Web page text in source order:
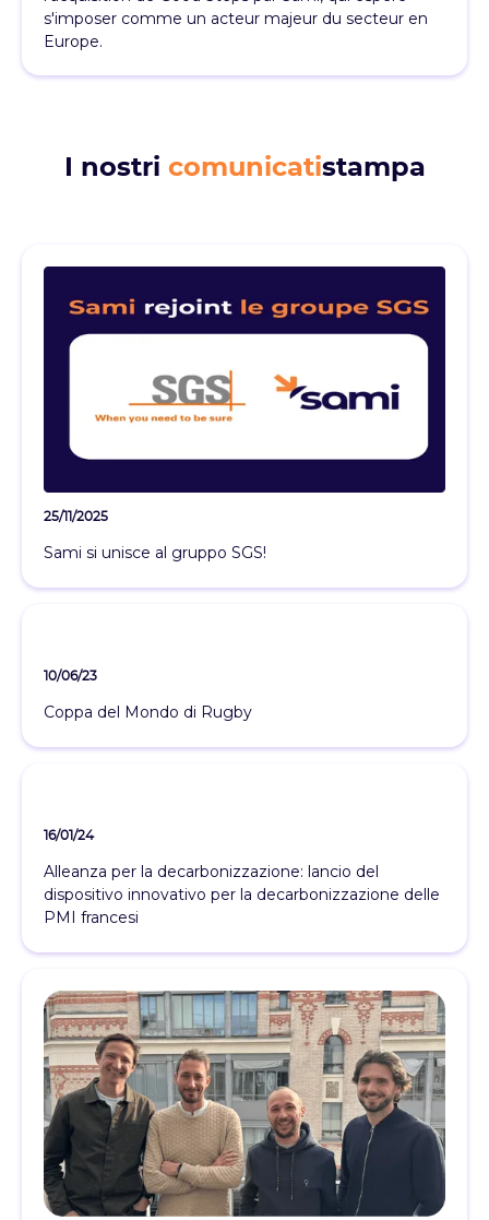
s'imposer comme un acteur majeur du secteur en
Europe.
I nostri comunicatistampa
25/11/2025
Sami si unisce al gruppo SGS!
10/06/23
Coppa del Mondo di Rugby
16/01/24
Alleanza per la decarbonizzazione: lancio del
dispositivo innovativo per la decarbonizzazione delle
PMI francesi